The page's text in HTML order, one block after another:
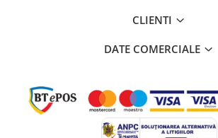
CLIENTI
DATE COMERCIALE